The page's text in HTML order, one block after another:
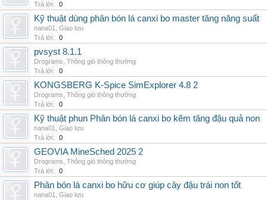
Trả lời:
0
Kỹ thuật dùng phân bón lá canxi bo master tăng năng suất
nana01
Giao lưu
Trả lời:
0
pvsyst 8.1.1
Drograms Thông gió thông thường
Trả lời:
0
KONGSBERG K-Spice SimExplorer 4.8 2
Drograms Thông gió thông thường
Trả lời:
0
Kỹ thuật phun Phân bón lá canxi bo kẽm tăng đậu quả non
nana01
Giao lưu
Trả lời:
0
GEOVIA MineSched 2025 2
Drograms Thông gió thông thường
Trả lời:
0
Phân bón lá canxi bo hữu cơ giúp cây đậu trái non tốt
nana01
Giao lưu